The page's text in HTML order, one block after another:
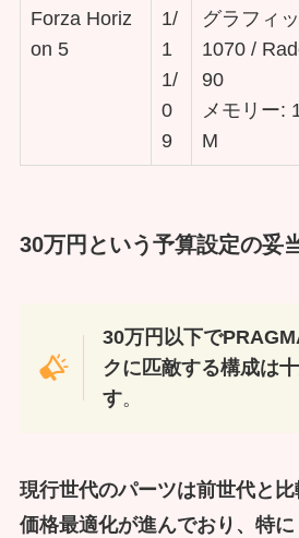
Forza Horiz
on 5
1/
1
1/
0
9
グラフィ
1070 /
90
メモリー:
M
30万円という予算設定の妥
30万円以下で
クに匹敵する構成は
す。
現行世代のパーツは前世代と
価格最適化が進んでおり、特